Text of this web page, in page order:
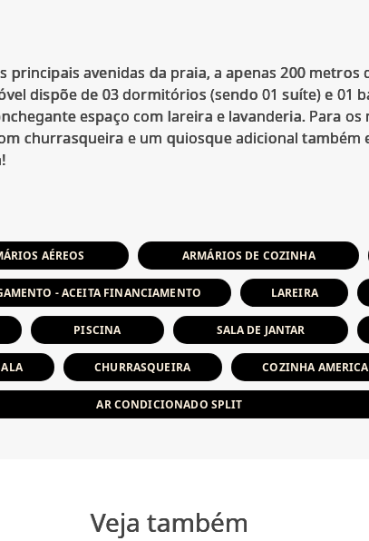
principais avenidas da praia, a apenas 200
dispõe de 03 dormitórios (sendo 01 suíte) e 01
espaço com lareira e lavanderia. Para
churrasqueira e um quiosque adicional
AÉREOS ARMÁRIOS DE COZINHA
- ACEITA FINANCIAMENTO LAREIRA
PISCINA SALA DE JANTAR
CHURRASQUEIRA COZINHA
AR CONDICIONADO SPLIT
Veja também